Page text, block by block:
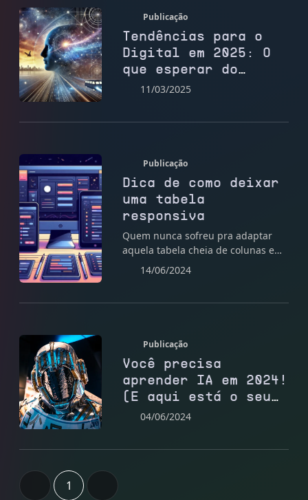
Publicação
Tendências para o
Digital em 2025: O
que esperar do
futuro do marketing
11/03/2025
Publicação
Dica de como deixar
uma tabela
responsiva
Quem nunca sofreu pra adaptar
aquela tabela cheia de colunas em
telas menores?! Hoje eu vou
14/06/2024
Publicação
Você precisa
aprender IA em 2024!
(E aqui está o seu
roteiro)
04/06/2024
1